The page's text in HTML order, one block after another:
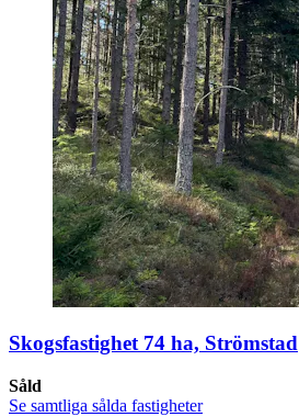
Skogsfastighet 74 ha, Strömstad
Såld
Se samtliga sålda fastigheter